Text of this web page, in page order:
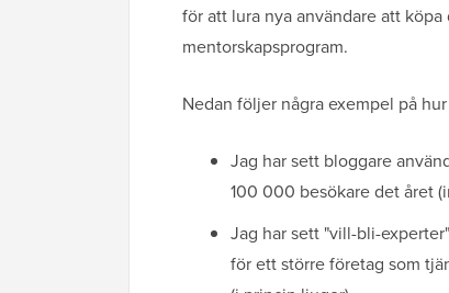
för att lura nya användare att
mentorskapsprogram.
Nedan följer några exempel på
Jag har sett bloggare
100 000 besökare det året
Jag har sett "vill-bli-
för ett större företag som